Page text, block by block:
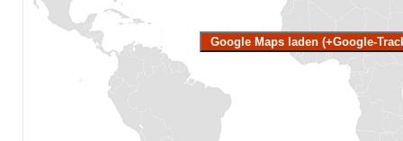
Google Maps laden (+Google-